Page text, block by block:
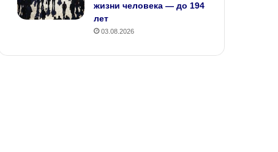
жизни человека — до 194
лет
03.08.2026